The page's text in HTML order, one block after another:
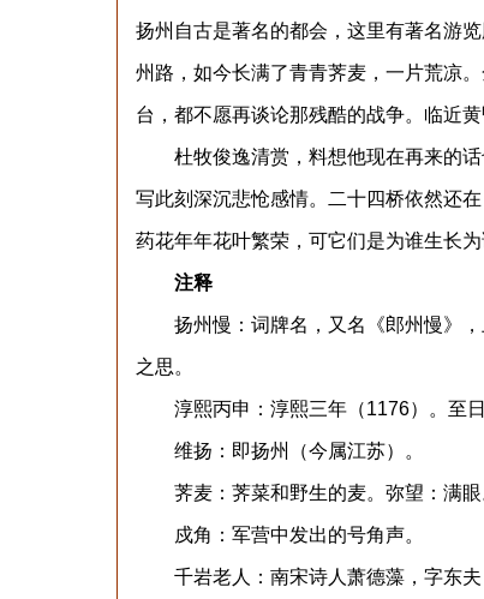
扬州自古是著名的都会，这里有著名游
州路，如今长满了青青荠麦，一片荒凉
台，都不愿再谈论那残酷的战争。临近
杜牧俊逸清赏，料想他现在再来的话
写此刻深沉悲怆感情。二十四桥依然还
药花年年花叶繁荣，可它们是为谁生长为
注释
扬州慢：词牌名，又名《郎州慢》，
之思。
淳熙丙申：淳熙三年（1176）。至日
维扬：即扬州（今属江苏）。
荠麦：荠菜和野生的麦。弥望：满眼
戍角：军营中发出的号角声。
千岩老人：南宋诗人萧德藻，字东夫